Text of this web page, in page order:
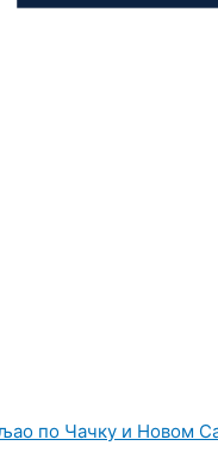
по Чачку и Новом